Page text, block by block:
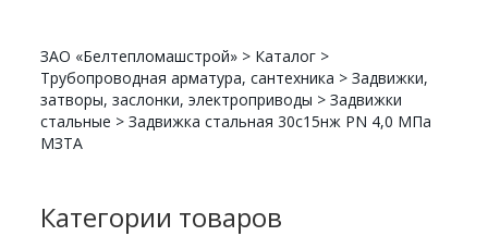
ЗАО «Белтепломашстрой» > Каталог >
Трубопроводная арматура, сантехника >Задвижки,
затворы, заслонки, электроприводы >Задвижки
стальные >Задвижка стальная 30с15нж PN 4,0 МПа
МЗТА
Категории товаров